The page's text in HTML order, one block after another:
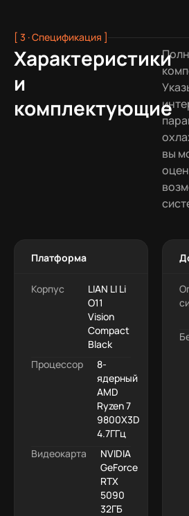
[ 3 · Спецификация ]
Характеристики
и
комплектующие
вы
Платформа
Корпус
LIAN LI Li
O11
Vision
Compact
Black
Процессор
8-
ядерный
AMD
Ryzen 7
9800X3D
4.7ГГц
Видеокарта
NVIDIA
GeForce
RTX
5090
32ГБ